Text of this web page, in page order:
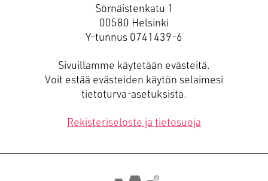
YHTEYS
YRITYS
Sörnäistenkatu 1
00580 Helsinki
Y-tunnus 0741439-6
Sivuillamme käytetään evästeitä.
Voit estää evästeiden käytön selaimesi
tietoturva-asetuksista.
Rekisteriseloste ja tietosuoja